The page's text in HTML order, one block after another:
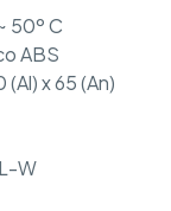
50º C
ABS
x 65 (An)
W